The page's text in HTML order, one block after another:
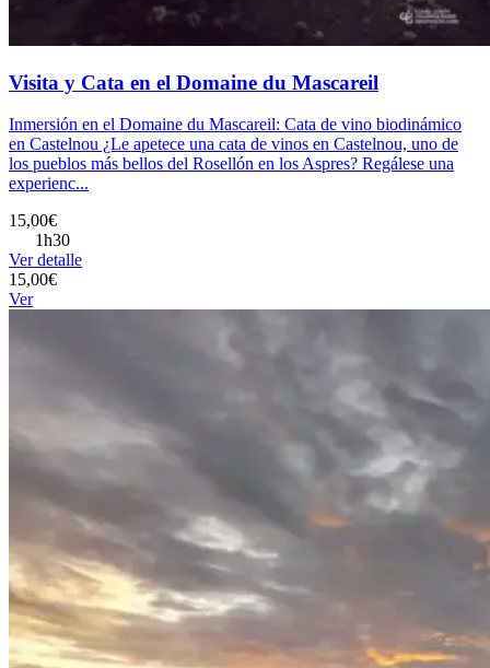
Visita y Cata en el Domaine du Mascareil
Inmersión en el Domaine du Mascareil: Cata de vino biodinámico
en Castelnou ¿Le apetece una cata de vinos en Castelnou, uno de
los pueblos más bellos del Rosellón en los Aspres? Regálese una
experienc...
15,00€
1h30
Ver detalle
15,00€
Ver